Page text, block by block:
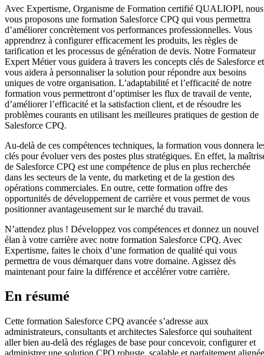
Avec Expertisme, Organisme de Formation certifié QUALIOPI, nous
vous proposons une formation Salesforce CPQ qui vous permettra
d’améliorer concrètement vos performances professionnelles. Vous
apprendrez à configurer efficacement les produits, les règles de
tarification et les processus de génération de devis. Notre Formateur
Expert Métier vous guidera à travers les concepts clés de Salesforce et
vous aidera à personnaliser la solution pour répondre aux besoins
uniques de votre organisation. L’adaptabilité et l’efficacité de notre
formation vous permettront d’optimiser les flux de travail de vente,
d’améliorer l’efficacité et la satisfaction client, et de résoudre les
problèmes courants en utilisant les meilleures pratiques de gestion de
Salesforce CPQ.
Au-delà de ces compétences techniques, la formation vous donnera
clés pour évoluer vers des postes plus stratégiques. En effet, la
de Salesforce CPQ est une compétence de plus en plus recherchée
dans les secteurs de la vente, du marketing et de la gestion des
opérations commerciales. En outre, cette formation offre des
opportunités de développement de carrière et vous permet de vous
positionner avantageusement sur le marché du travail.
N’attendez plus ! Développez vos compétences et donnez un nouvel
élan à votre carrière avec notre formation Salesforce CPQ. Avec
Expertisme, faites le choix d’une formation de qualité qui vous
permettra de vous démarquer dans votre domaine. Agissez dès
maintenant pour faire la différence et accélérer votre carrière.
En résumé
Cette formation Salesforce CPQ avancée s’adresse aux
administrateurs, consultants et architectes Salesforce qui souhaitent
aller bien au-delà des réglages de base pour concevoir, configurer et